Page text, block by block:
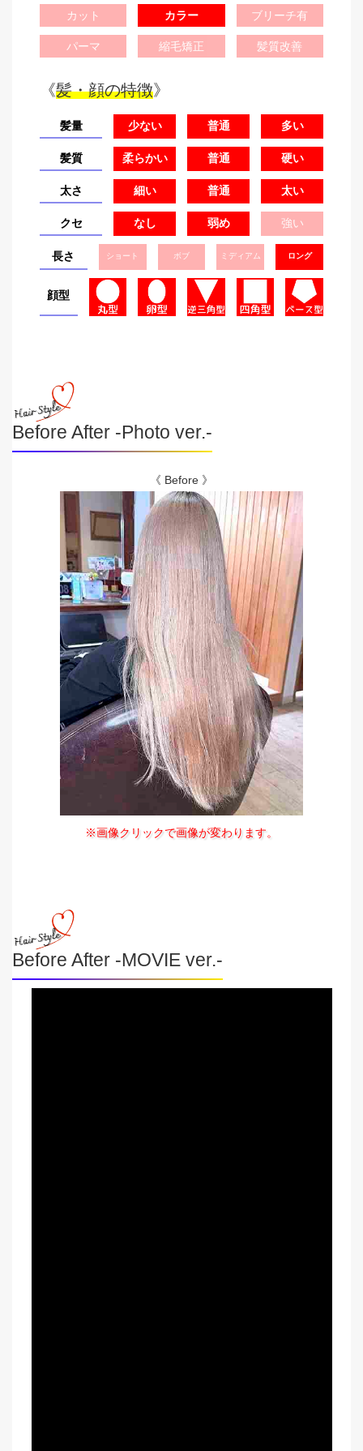
カット カラー ブリーチ有
パーマ 縮毛矯正 髪質改善
《髪・顔の特徴》
髪量 少ない 普通 多い
髪質 柔らかい 普通 硬い
太さ 細い 普通 太い
クセ なし 弱め 強い
長さ ショート ボブ ミディアム ロング
顔型
Before After -Photo ver.-
《 Before 》
※画像クリックで画像が変わります。
Before After -MOVIE ver.-